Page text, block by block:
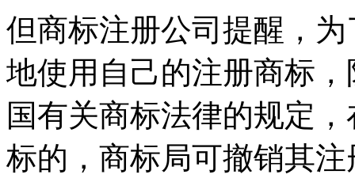
但商标注册公司提醒，
地使用自己的注册商标
国有关商标法律的规定
标的，商标局可撤销其